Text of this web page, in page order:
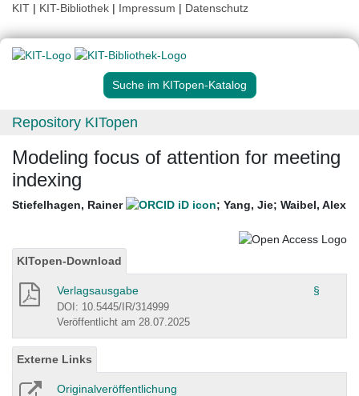
KIT | KIT-Bibliothek | Impressum | Datenschutz
Suche im KITopen-Katalog
Repository KITopen
Modeling focus of attention for meeting
indexing
Stiefelhagen, Rainer ; Yang, Jie; Waibel, Alex
KITopen-Download
Verlagsausgabe §
DOI: 10.5445/IR/314999
Veröffentlicht am 28.07.2025
Externe Links
Originalveröffentlichung